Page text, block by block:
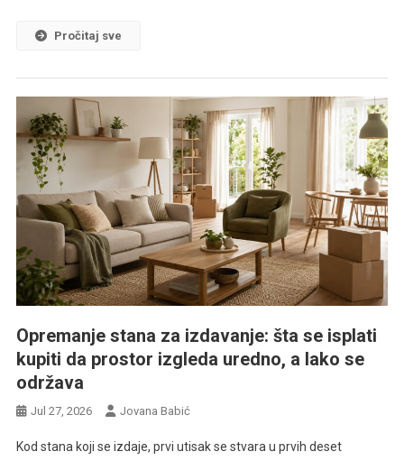
Pročitaj sve
Opremanje stana za izdavanje: šta se isplati
kupiti da prostor izgleda uredno, a lako se
održava
Jul 27, 2026 Jovana Babić
Kod stana koji se izdaje, prvi utisak se stvara u prvih deset